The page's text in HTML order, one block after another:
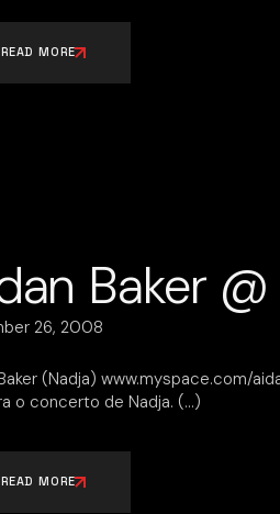
READ MORE
Baker
26, 2008
(Nadja) www.myspace.com/
o concerto de Nadja.
READ MORE